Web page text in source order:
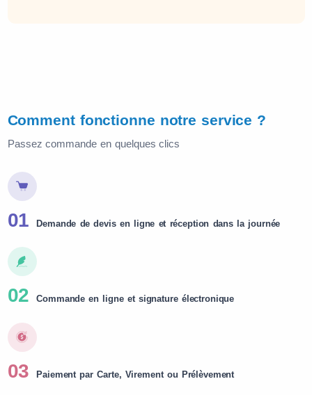
Comment fonctionne notre service ?
Passez commande en quelques clics
01 Demande de devis en ligne et réception dans la journée
02 Commande en ligne et signature électronique
03 Paiement par Carte, Virement ou Prélèvement